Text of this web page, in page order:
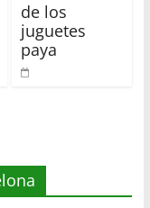
de los
juguetes
paya